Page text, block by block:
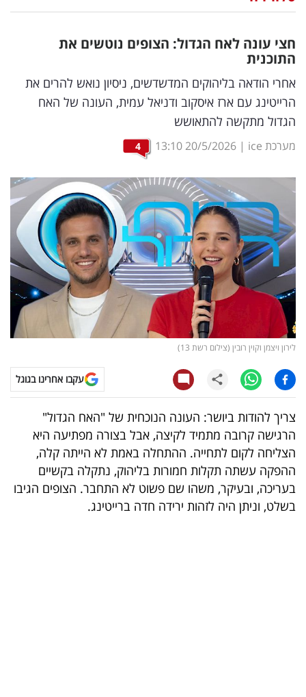
דיגיטל
וטק
שיווק
ופרסום
מדדים
ומחקרים
דעות
רכילות
עסקית
קריפטו
ויראלי
טלוויזיה
עסקי
ספורט
קריירה
ולימודים
חצי עונה לאח הגדול: הצופים נוטשים את
התוכנית
אחרי הודאה בליהוקים המדשדשים, ניסיון נואש להרים את
הרייטינג עם ארז איסקוב ודניאל עמית, העונה של האח
הגדול מתקשה להתאושש
מערכת ice |
20/5/2026
13:10
4
לירון ויצמן וקוין רובין (צילום רשת 13)
עקבו אחרינו בגוגל
צריך להודות ביושר: העונה הנוכחית של "האח הגדול"
הרגישה קרובה מתמיד לקיצה, אבל בצורה מפתיעה היא
הצליחה לקום לתחייה. ההתחלה באמת לא הייתה קלה,
ההפקה עשתה תקלות חמורות בליהוק, נתקלה בקשיים
בעריכה, ובעיקר, משהו שם פשוט לא התחבר. הצופים הגיבו
בשלט, וניתן היה לזהות ירידה חדה ברייטינג.